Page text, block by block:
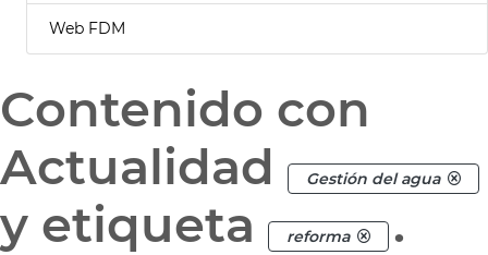
Web FDM
Contenido con
Actualidad
Gestión del agua
y etiqueta reforma .